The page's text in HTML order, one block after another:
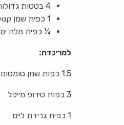
4 בטטות גדולות (כ-1.5 ק"ג)
1 כפית שמן קנולה
¼ כפית מלח ים
למרינדה:
1.5 כפות שמן סומסום קלוי
3 כפות סירופ מייפל
1 כפית גרידת ליים